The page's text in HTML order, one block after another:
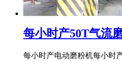
每小时产50T气流
每小时产电动磨粉机每小时